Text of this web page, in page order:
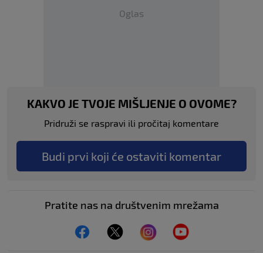
Oglas
KAKVO JE TVOJE MIŠLJENJE O OVOME?
Pridruži se raspravi ili pročitaj komentare
Budi prvi koji će ostaviti komentar
Pratite nas na društvenim mrežama